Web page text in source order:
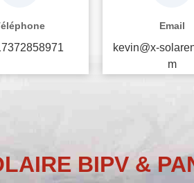
Email
kevin@x-
m
BIPV &